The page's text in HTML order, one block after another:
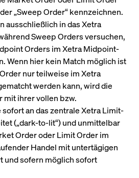
„Sweep Order“ kennzeichnen.
ausschließlich in das Xetra
Sweep Orders versuchen,
Orders im Xetra Midpoint-
Wenn hier kein Match möglich ist
nur teilweise im Xetra
werden kann, wird die
mit ihrer vollen bzw.
an das zentrale Xetra Limit-
(„dark-to-lit“) und unmittelbar
Order oder Limit Order im
Handel mit untertägigen
und sofern möglich sofort